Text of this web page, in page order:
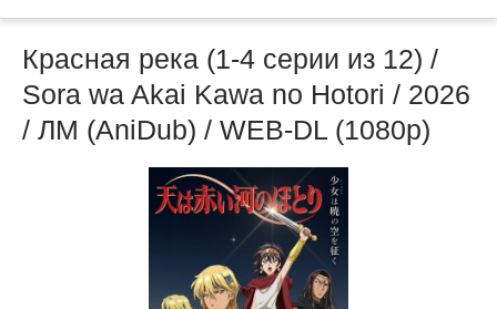
Красная река (1-4 серии из 12) /
Sora wa Akai Kawa no Hotori / 2026
/ ЛМ (AniDub) / WEB-DL (1080p)